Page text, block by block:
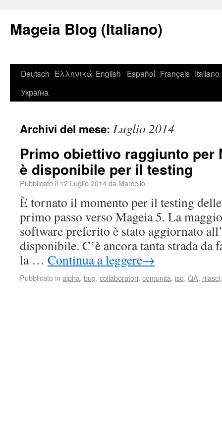
Mageia Blog (Italiano)
Deutsch Ελληνικά English Español Français Italiano
Україна
Archivi del mese: Luglio 2014
Primo obiettivo raggiunto per
è disponibile per il testing
Pubblicato il 12 Luglio 2014da Marcello
È tornato il momento per il testing
primo passo verso Mageia 5. La
software preferito è stato aggiornato
disponibile. C’è ancora tanta strada da
la … Continua a leggere→
Pubblicato in alpha, bug, collaboratori, comunità, iso, QA, rilasci